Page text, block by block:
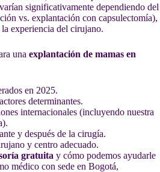
varían significativamente dependiendo del
vs. explantación con capsulectomía),
experiencia del cirujano.
una explantación de mamas en
en 2025.
determinantes.
internacionales (incluyendo nuestra
y después de la cirugía.
y centro adecuado.
gratuita y cómo podemos ayudarle
médico con sede en Bogotá,